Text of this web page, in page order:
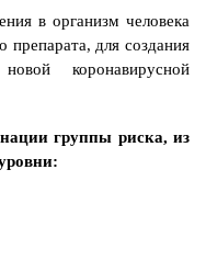
в организм человека
препарата, для создания
коронавирусной
группы риска, из